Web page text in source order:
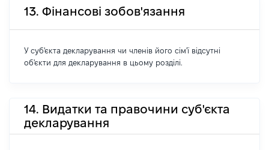
13. Фінансові зобов'язання
У суб'єкта декларування чи членів його сім'ї відсутні
об'єкти для декларування в цьому розділі.
14. Видатки та правочини суб'єкта
декларування